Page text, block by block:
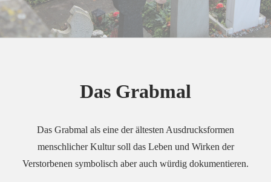
Das Grabmal
Das Grabmal als eine der ältesten Ausdrucksformen
menschlicher Kultur soll das Leben und Wirken der
Verstorbenen symbolisch aber auch würdig dokumentieren.